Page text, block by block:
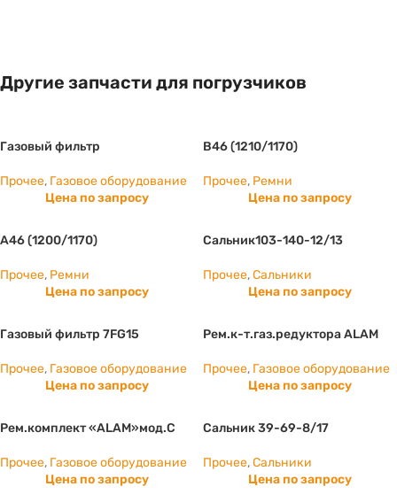
Другие запчасти для погрузчиков
Газовый фильтр
Прочее, Газовое оборудование
Цена по запросу
B46 (1210/1170)
Прочее, Ремни
Цена по запросу
А46 (1200/1170)
Прочее, Ремни
Цена по запросу
Сальник103-140-12/13
Прочее,Сальники
Цена по запросу
Газовый фильтр 7FG15
Прочее, Газовое оборудование
Цена по запросу
Рем.к-т.газ.редуктора ALAM
Прочее, Газовое оборудование
Цена по запросу
Рем.комплект «ALAM»мод.С
Прочее, Газовое оборудование
Цена по запросу
Сальник 39-69-8/17
Прочее,Сальники
Цена по запросу